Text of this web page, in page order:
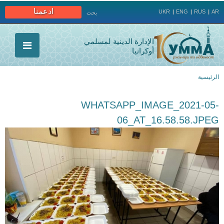
ادعمنا بحث UKR ENG RUS AR
الإدارة الدينية لمسلمي
أوكرانيا
الرئيسية
WHATSAPP_IMAGE_2021-05-
06_AT_16.58.58.JPEG